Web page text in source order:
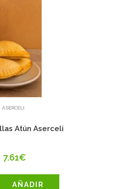
ASERCELI
Atún Aserceli
7.61€
AÑADIR